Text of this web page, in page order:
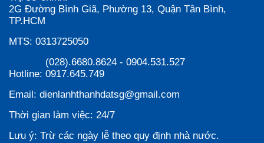
2G Đường Bình Giã, Phường 13, Quận Tân Bình,
TP.HCM
MTS: 0313725050
Hotline:
(028).6680.8624 - 0904.531.527
0917.645.749
Email: dienlanhthanhdatsg@gmail.com
Thời gian làm việc: 24/7
Lưu ý: Trừ các ngày lễ theo quy định nhà nước.